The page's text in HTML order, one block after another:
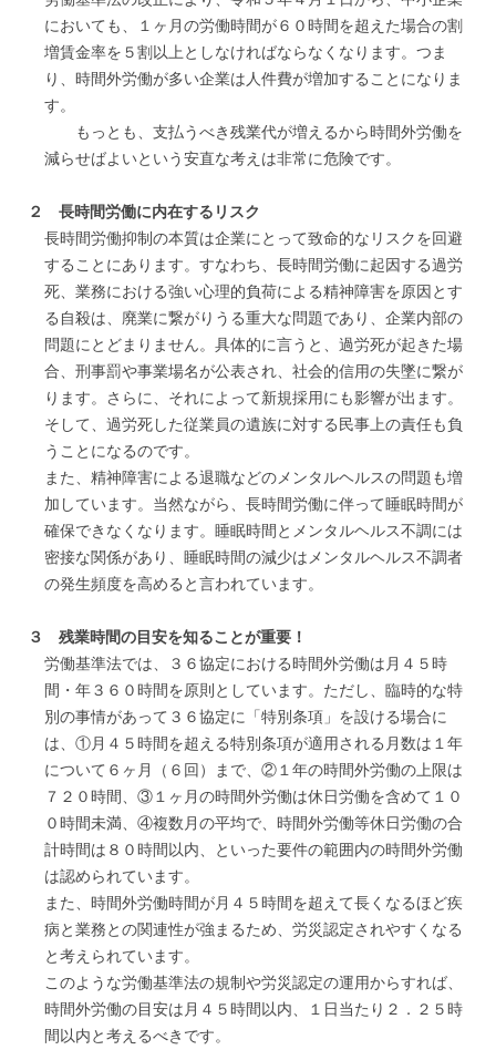
においても、１ヶ月の労働時間が６０時間を超えた場合の割
増賃金率を５割以上としなければならなくなります。つま
り、時間外労働が多い企業は人件費が増加することになりま
す。
もっとも、支払うべき残業代が増えるから時間外労働を
減らせばよいという安直な考えは非常に危険です。
２ 長時間労働に内在するリスク
長時間労働抑制の本質は企業にとって致命的なリスクを回避
することにあります。すなわち、長時間労働に起因する過労
死、業務における強い心理的負荷による精神障害を原因とす
る自殺は、廃業に繋がりうる重大な問題であり、企業内部の
問題にとどまりません。具体的に言うと、過労死が起きた場
合、刑事罰や事業場名が公表され、社会的信用の失墜に繋が
ります。さらに、それによって新規採用にも影響が出ます。
そして、過労死した従業員の遺族に対する民事上の責任も負
うことになるのです。
また、精神障害による退職などのメンタルヘルスの問題も増
加しています。当然ながら、長時間労働に伴って睡眠時間が
確保できなくなります。睡眠時間とメンタルヘルス不調には
密接な関係があり、睡眠時間の減少はメンタルヘルス不調者
の発生頻度を高めると言われています。
３ 残業時間の目安を知ることが重要！
労働基準法では、３６協定における時間外労働は月４５時
間・年３６０時間を原則としています。ただし、臨時的な特
別の事情があって３６協定に「特別条項」を設ける場合に
は、①月４５時間を超える特別条項が適用される月数は１年
について６ヶ月（６回）まで、②１年の時間外労働の上限は
７２０時間、③１ヶ月の時間外労働は休日労働を含めて１０
０時間未満、④複数月の平均で、時間外労働等休日労働の合
計時間は８０時間以内、といった要件の範囲内の時間外労働
は認められています。
また、時間外労働時間が月４５時間を超えて長くなるほど疾
病と業務との関連性が強まるため、労災認定されやすくなる
と考えられています。
このような労働基準法の規制や労災認定の運用からすれば、
時間外労働の目安は月４５時間以内、１日当たり２．２５時
間以内と考えるべきです。